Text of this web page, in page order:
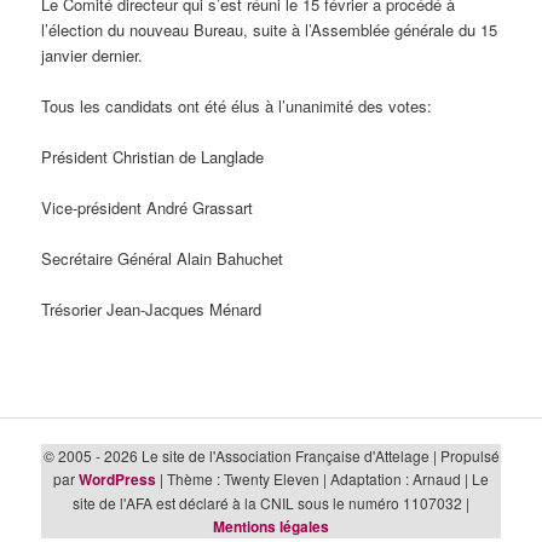
l’élection du nouveau Bureau, suite à l’Assemblée générale du 15
janvier dernier.
Tous les candidats ont été élus à l’unanimité des votes:
Président Christian de Langlade
Vice-président André Grassart
Secrétaire Général Alain Bahuchet
Trésorier Jean-Jacques Ménard
© 2005 - 2026 Le site de l'Association Française d'Attelage | Propulsé
parWordPress | Thème : Twenty Eleven | Adaptation : Arnaud | Le
site de l'AFA est déclaré à la CNIL sous le numéro 1107032 |
Mentions légales